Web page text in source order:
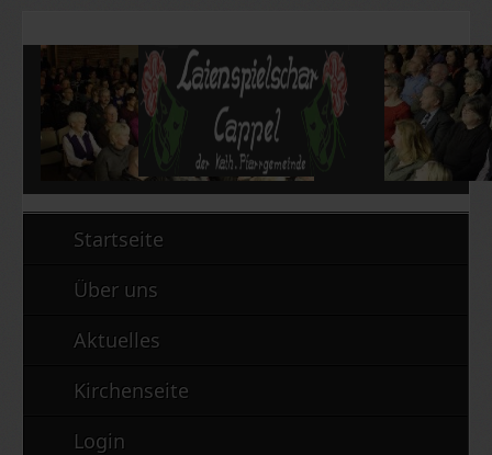
Startseite
Über uns
Aktuelles
Kirchenseite
Login